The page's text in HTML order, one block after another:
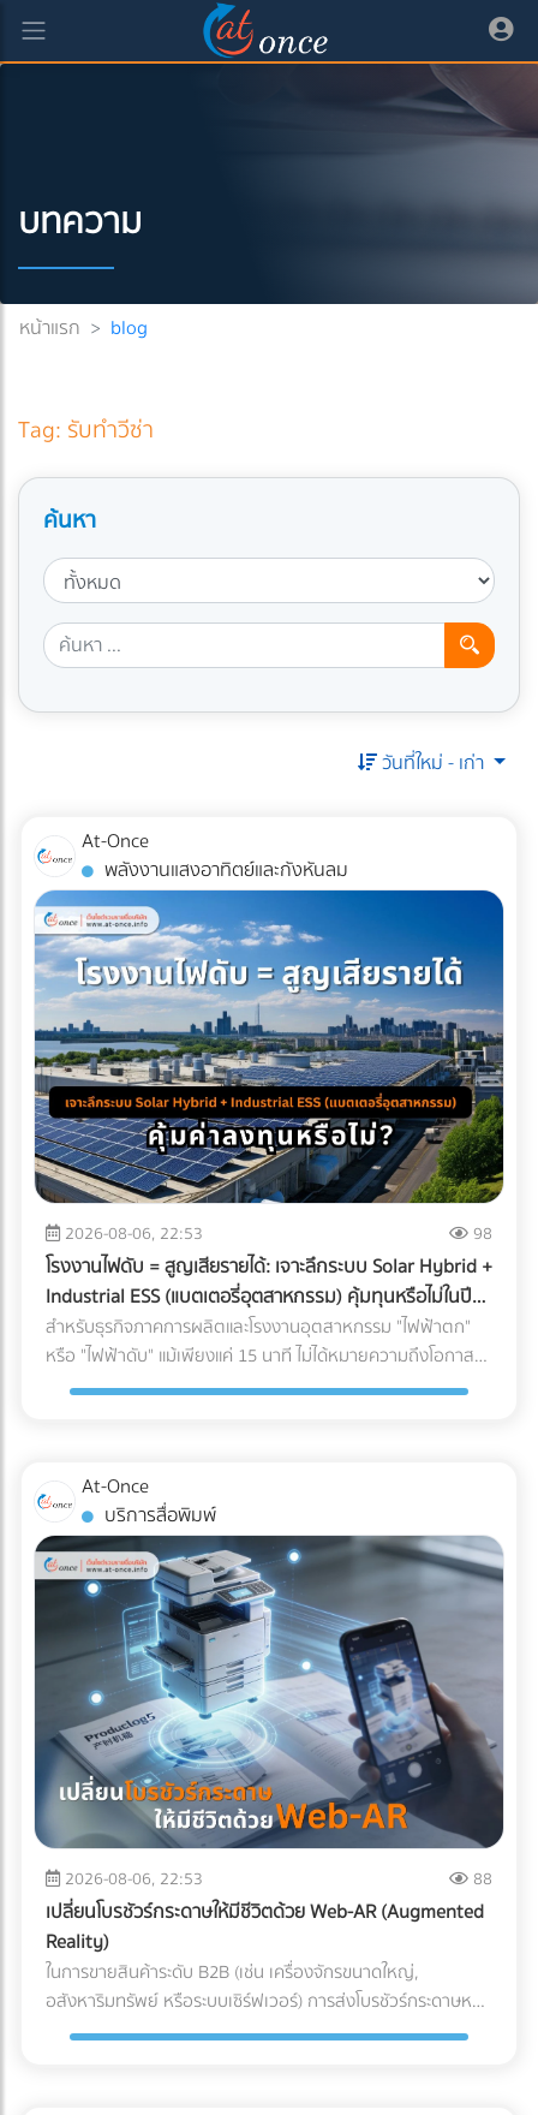
บทความ
หน้าแรก > blog
Tag: รับทำวีซ่า
ค้นหา
วันที่ใหม่ - เก่า
At-Once
พลังงานแสงอาทิตย์และกังหันลม
2026-08-06, 22:53 98
โรงงานไฟดับ = สูญเสียรายได้: เจาะลึกระบบ Solar Hybrid +
Industrial ESS (แบตเตอรี่อุตสาหกรรม) คุ้มทุนหรือไม่ในปี
2026?
สำหรับธุรกิจภาคการผลิตและโรงงานอุตสาหกรรม "ไฟฟ้าตก"
หรือ "ไฟฟ้าดับ" แม้เพียงแค่ 15 นาที ไม่ได้หมายความถึงโอกาสที่
พนักงานได้หยุดพักผ่อนชั่วคราว แต่มันคือวิกฤติที่สร้างความ
ต้องหยุดทำงานไปด้วย เพื่อความปลอดภัยของช่างไฟที่กำลัง
ซ่อมแซมสายไฟอยู่ด้านนอก ทำให้โรงงานต้องพึ่งพาเครื่องปั่นไฟ
(Generator) ที่ใช้น้ำมันดีเซลซึ่งมีต้นทุนสูงและปล่อยมลพิษอีก
ด้วย แต่ในปี 2026 เทคโนโลยี Industrial ESS (Energy Storage
System) หรือแบตเตอรี่อุตสาหกรรม ได้เข้ามาปฏิวัติวงการ การ
ผสานระบบ Solar Hybrid เข้ากับ ESS กลายเป็นจิ๊กซอว์ชิ้น
สำคัญที่เจ้าของโรงงานกำลังจับตามอง คำถามคือ... การลงทุน
ระบบนี้ "คุ้มทุน" จริงหรือไม่? บทความนี้จะพาคุณไปเจาะลึกทุกมิติ
ครับ "ต้นทุนแฝง" เมื่อเครื่องจักรสะดุด ที่บิลค่าไฟไม่ได้บอกคุณ
ก่อนจะตอบว่าแบตเตอรี่คุ้มไหม เราต้องประเมิน "ความสูญเสีย"
ที่แท้จริงเวลาโรงงานไฟดับกันก่อนครับ ซึ่งมักจะประกอบไปด้วย 3
ประเด็นที่รบกวนใจผู้บริหารหลายคน: วัตถุดิบที่ต้องเททิ้ง
(Wasted Raw Materials): สำหรับโรงงานพลาสติก อาหาร
หรือเคมีภัณฑ์ หากความร้อนตกหรือสายพานหยุดกะทันหัน
วัตถุดิบที่ค้างอยู่ในเครื่องจักรจะเสียหายและกลายเป็นของเสีย
(Defect/Scrap) ทันที เวลาในการรีเซ็ตระบบ (Downtime &
Restart Time): ไฟดับ 15 นาที ไม่ได้แปลว่ากลับมาผลิตต่อได้ใน
นาทีที่ 16 เครื่องจักรขนาดใหญ่ CNC หรือเตาอบ ต้องใช้เวลา
วอร์มอัปและตั้งค่าพารามิเตอร์ใหม่ ซึ่งอาจกินเวลาเป็นชั่วโมง ค่า
ปรับและความเชื่อมั่น (Penalties & Reputation): การสะดุดของ
At-Once
บริการสื่อพิมพ์
2026-08-06, 22:53 88
เปลี่ยนโบรชัวร์กระดาษให้มีชีวิตด้วย Web-AR (Augmented
Reality)
ในการขายสินค้าระดับ B2B (เช่น เครื่องจักรขนาดใหญ่,
อสังหาริมทรัพย์ หรือระบบเซิร์ฟเวอร์) การส่งโบรชัวร์กระดาษหนา
เตอะให้ผู้บริหารอ่าน มักจะจบลงที่ถังขยะ ในยุคที่คู่แข่งต่างนำ